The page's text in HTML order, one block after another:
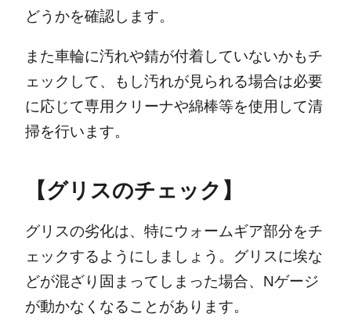
どうかを確認します。
また車輪に汚れや錆が付着していないかもチ
ェックして、もし汚れが見られる場合は必要
に応じて専用クリーナや綿棒等を使用して清
掃を行います。
【グリスのチェック】
グリスの劣化は、特にウォームギア部分をチ
ェックするようにしましょう。グリスに埃な
どが混ざり固まってしまった場合、Nゲージ
が動かなくなることがあります。